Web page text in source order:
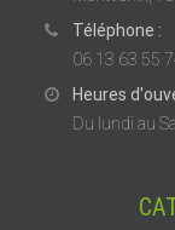
Téléphone :
06 13 63 55
Heures
Du lundi au